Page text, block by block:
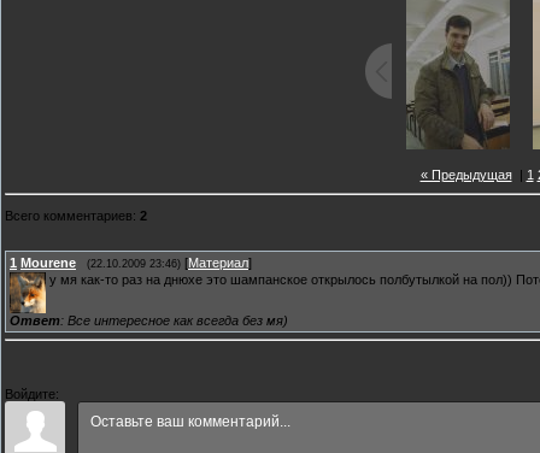
« Предыдущая| 1
Всего комментариев: 2
1 Mourene (22.10.2009 23:46) [Материал]
у мя как-то раз на днюхе это шампанское открылось полбутылкой на пол))
Ответ: Все интересное как всегда без мя)
Войдите: